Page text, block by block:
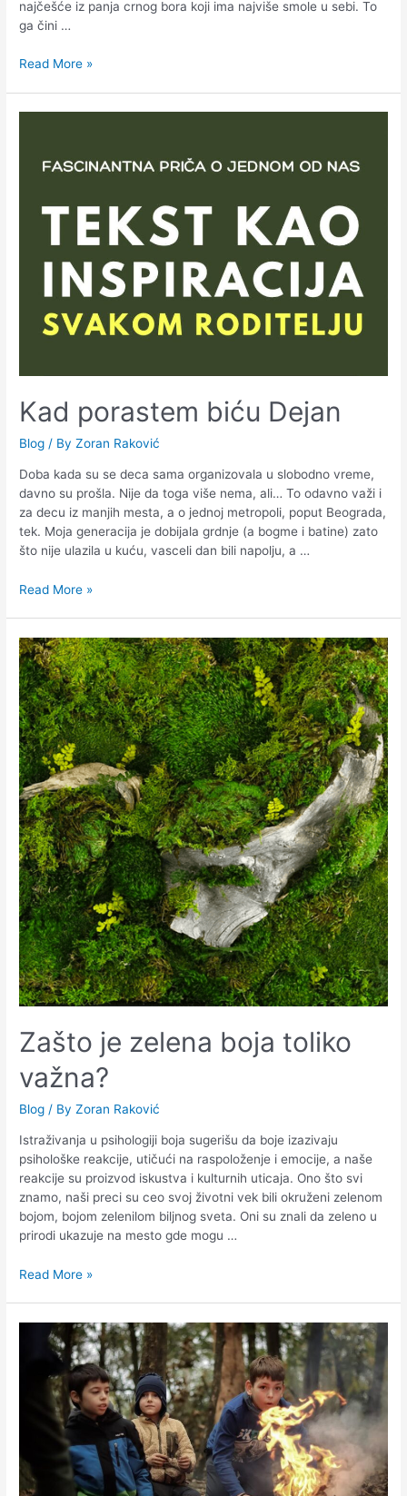
najčešće iz panja crnog bora koji ima najviše smole u sebi. To
ga čini …
Read More »
Kad porastem biću Dejan
Blog / ByZoran Raković
Doba kada su se deca sama organizovala u slobodno vreme,
davno su prošla. Nije da toga više nema, ali… To odavno važi i
za decu iz manjih mesta, a o jednoj metropoli, poput Beograda,
tek. Moja generacija je dobijala grdnje (a bogme i batine) zato
što nije ulazila u kuću, vasceli dan bili napolju, a …
Read More »
Zašto je zelena boja toliko
važna?
Blog / ByZoran Raković
Istraživanja u psihologiji boja sugerišu da boje izazivaju
psihološke reakcije, utičući na raspoloženje i emocije, a naše
reakcije su proizvod iskustva i kulturnih uticaja. Ono što svi
znamo, naši preci su ceo svoj životni vek bili okruženi zelenom
bojom, bojom zelenilom biljnog sveta. Oni su znali da zeleno u
prirodi ukazuje na mesto gde mogu …
Read More »